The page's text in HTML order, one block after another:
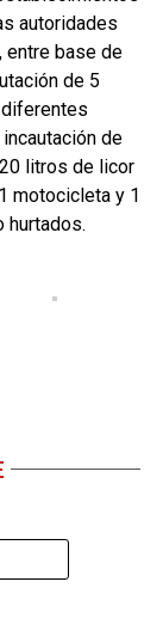
autoridades
entre base de
de 5
de
litros de licor
motocicleta y 1
hurtados.